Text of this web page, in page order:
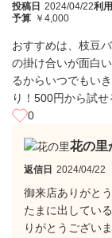
投稿日 2024/04/22利
予算 ￥4,000
おすすめは、枝豆
の掛け合いが面白
るからいつでもい
り！500円から試
0
花の里
返信日 2024/04/22
御来店ありがと
たまに出してい
りがとうござい